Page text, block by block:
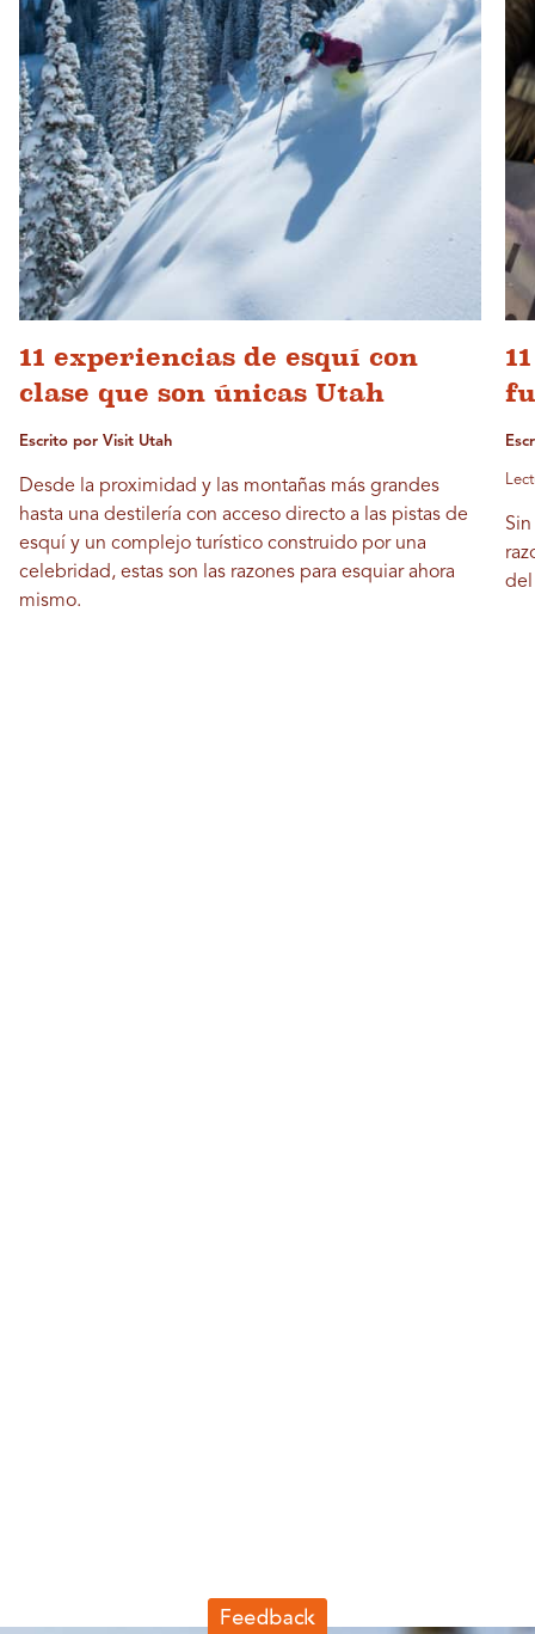
11 experiencias de esquí con
clase que son únicas Utah
Escrito por Visit Utah
Desde la proximidad y las montañas más grandes
hasta una destilería con acceso directo a las pistas de
esquí y un complejo turístico construido por una
celebridad, estas son las razones para esquiar ahora
mismo.
del